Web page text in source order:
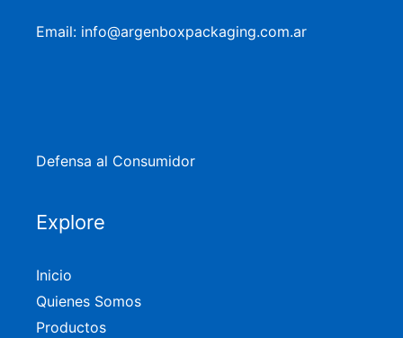
Email: info@argenboxpackaging.com.ar
Defensa al Consumidor
Explore
Inicio
Quienes Somos
Productos